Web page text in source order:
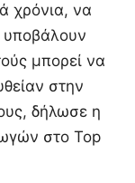
χρόνια, να
υποβάλουν
μπορεί να
στην
δήλωσε η
στο Top